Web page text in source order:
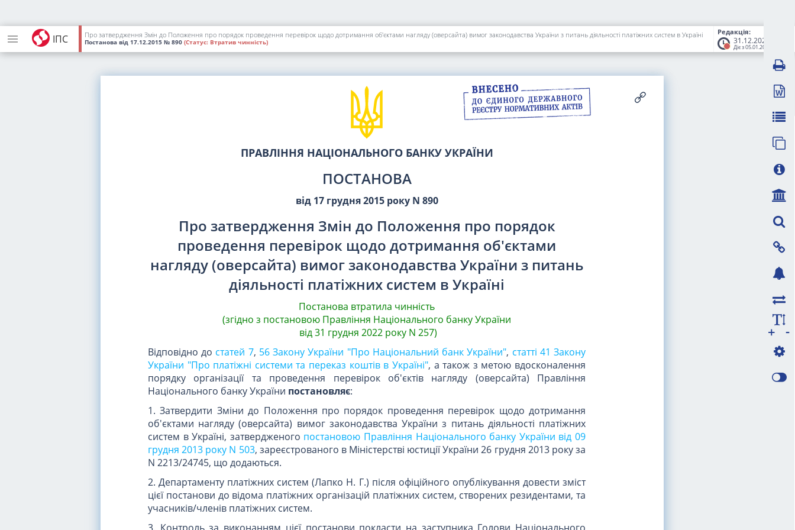
ІПС
Редакція:
31.12.2022
Діє з 05.01.2023
Про затвердження Змін до Положення про порядок проведення перевірок щодо дотримання об'єктами нагляду (оверсайта) вимог законодавства України з питань діяльності платіжних систем в Україні
Постанова від 17.12.2015 № 890 (Статус: Втратив чинність)
ПРАВЛІННЯ НАЦІОНАЛЬНОГО БАНКУ УКРАЇНИ
ПОСТАНОВА
від 17 грудня 2015 року N 890
Про затвердження Змін до Положення про порядок
проведення перевірок щодо дотримання об'єктами
нагляду (оверсайта) вимог законодавства України з питань
діяльності платіжних систем в Україні
Постанова втратила чинність
(згідно з постановою Правління Національного банку України
від 31 грудня 2022 року N 257)
Відповідно до статей 7, 56 Закону України "Про Національний банк України", статті 41 Закону
України "Про платіжні системи та переказ коштів в Україні", а також з метою вдосконалення
порядку організації та проведення перевірок об'єктів нагляду (оверсайта) Правління
Національного банку України постановляє:
1. Затвердити Зміни до Положення про порядок проведення перевірок щодо дотримання
об'єктами нагляду (оверсайта) вимог законодавства України з питань діяльності платіжних
систем в Україні, затвердженого постановою Правління Національного банку України від 09
грудня 2013 року N 503, зареєстрованого в Міністерстві юстиції України 26 грудня 2013 року за
N 2213/24745, що додаються.
2. Департаменту платіжних систем (Лапко Н. Г.) після офіційного опублікування довести зміст
цієї постанови до відома платіжних організацій платіжних систем, створених резидентами, та
учасників/членів платіжних систем.
-
+